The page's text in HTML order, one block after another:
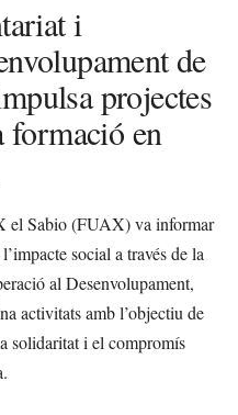
i
de
projectes
formació en
el Sabio (FUAX) va informar
social a través de la
al Desenvolupament,
activitats amb l’objectiu de
solidaritat i el compromís